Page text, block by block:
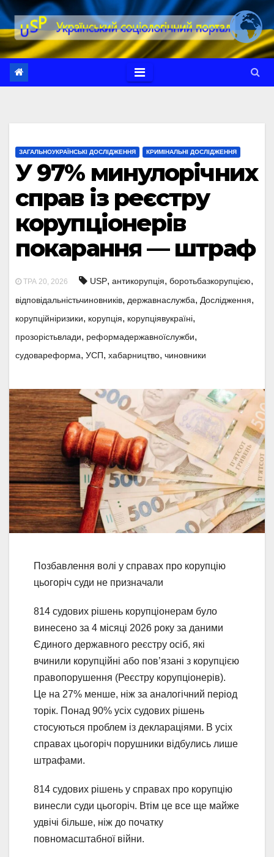
Перейти
до
вмісту
ЗАГАЛЬНОУКРАЇНСЬКІ ДОСЛІДЖЕННЯ КРИМІНАЛЬНІ ДОСЛІДЖЕННЯ
У 97% минулорічних
справ із реєстру
корупціонерів
покарання — штраф
ТРА 20, 2026 USP, антикорупція, боротьбазкорупцією,
відповідальністьчиновників, державнаслужба, Дослідження,
корупційніризики, корупція, корупціявукраїні,
прозорістьвлади, реформадержавноїслужби,
судовареформа, УСП, хабарництво, чиновники
Позбавлення волі у справах про корупцію
цьогоріч суди не призначали
814 судових рішень корупціонерам було
винесено за 4 місяці 2026 року за даними
Єдиного державного реєстру осіб, які
вчинили корупційні або пов’язані з корупцією
правопорушення (Реєстру корупціонерів).
Це на 27% менше, ніж за аналогічний період
торік. Понад 90% усіх судових рішень
стосуються проблем із деклараціями. В усіх
справах цьогоріч порушники відбулись лише
штрафами.
814 судових рішень у справах про корупцію
винесли суди цьогоріч. Втім це все ще майже
удвічі більше, ніж до початку
повномасштабної війни.